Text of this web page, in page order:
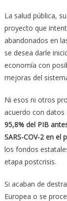
La salud pública,
proyecto que
abandonados en
se desea darle
economía con
mejoras del
Ni esos ni otros
acuerdo con datos
95,8% del PIB
SARS-COV-2 en el
los fondos
etapa postcrisis.
Si acaban de
Europea o se